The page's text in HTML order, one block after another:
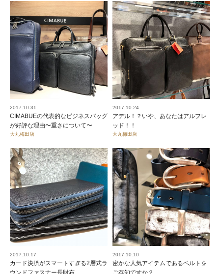
2017.10.31
CIMABUEの代表的なビジネスバッグ
が好評な理由〜重さについて〜
大丸梅田店
2017.10.24
アデル！？いや、あなたはアルフレ
ッド！！
大丸梅田店
2017.10.17
カード決済がスマートすぎる2層式ラ
ウンドファスナー長財布
2017.10.10
密かな人気アイテムであるベルトを
ご存知ですか？